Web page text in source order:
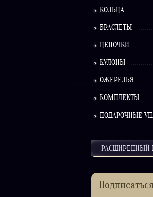
КОЛЬЦА
БРАСЛЕТЫ
ЦЕПОЧКИ
КУЛОНЫ
ОЖЕРЕЛЬЯ
КОМПЛЕКТЫ
ПОДАРОЧНЫЕ
РАСШИРЕННЫЙ